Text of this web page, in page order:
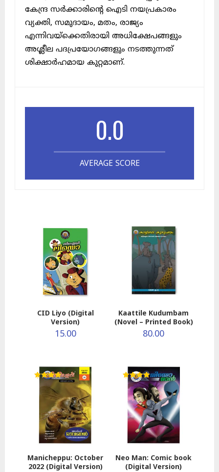
കേന്ദ്ര സർക്കാരിന്റെ ഐടി നയപ്രകാരം
വ്യക്തി, സമുദായം, മതം, രാജ്യം
എന്നിവയ്ക്കെതിരായി അധിക്ഷേപങ്ങളും
അശ്ലീല പദപ്രയോഗങ്ങളും നടത്തുന്നത്
ശിക്ഷാർഹമായ കുറ്റമാണ്.
0.0
AVERAGE SCORE
CID Liyo (Digital
Version)
15.00
Kaattile Kudumbam
(Novel – Printed Book)
80.00
Manicheppu: October
2022 (Digital Version)
out of 5
Neo Man: Comic book
(Digital Version)
Rated
5.00
out of 5